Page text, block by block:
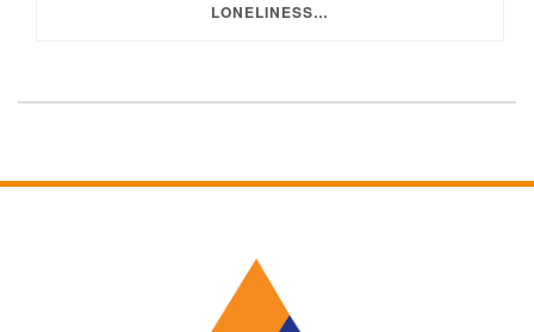
LONELINESS…